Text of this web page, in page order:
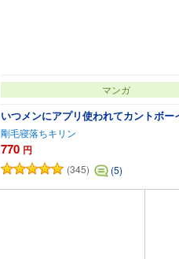
マンガ
いつメンにアプリ使われてカントボー
剛毛寝落ちキリン
770 円
(345) (5)
カートに追加